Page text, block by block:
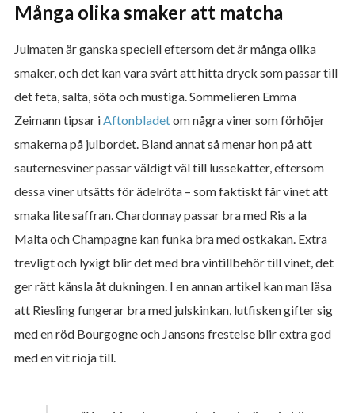
Många olika smaker att matcha
Julmaten är ganska speciell eftersom det är många olika
smaker, och det kan vara svårt att hitta dryck som passar till
det feta, salta, söta och mustiga. Sommelieren Emma
Zeimann tipsar iAftonbladetom några viner som förhöjer
smakerna på julbordet. Bland annat så menar hon på att
sauternesviner passar väldigt väl till lussekatter, eftersom
dessa viner utsätts för ädelröta – som faktiskt får vinet att
smaka lite saffran. Chardonnay passar bra med Ris a la
Malta och Champagne kan funka bra med ostkakan. Extra
trevligt och lyxigt blir det med bra vintillbehör till vinet, det
ger rätt känsla åt dukningen. I en annan artikel kan man läsa
att Riesling fungerar bra med julskinkan, lutfisken gifter sig
med en röd Bourgogne och Jansons frestelse blir extra god
med en vit rioja till.